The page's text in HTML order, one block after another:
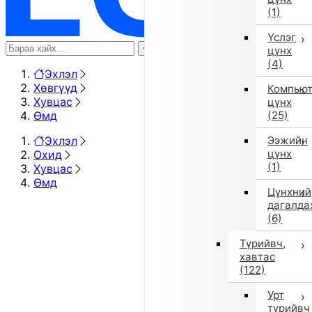
(1)
Үслэг
цүнх
(4)
цүнх
(25)
Ээжийн
цүнх
(1)
Цүнхний
(6)
Түрийвч,
хавтас
(122)
Урт
түрийвч
Эхлэл
Хөвгүүд
Хувцас
Өмд
Эхлэл
Охид
Хувцас
Өмд